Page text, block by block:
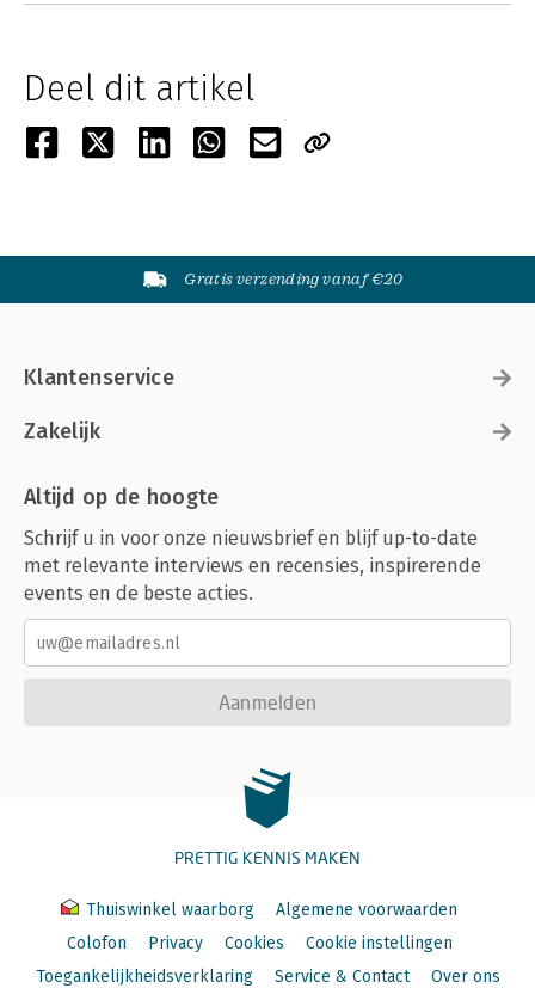
Deel dit artikel
Gratis verzending vanaf €20
Klantenservice
Zakelijk
Altijd op de hoogte
Schrijf u in voor onze nieuwsbrief en blijf up-to-date
met relevante interviews en recensies, inspirerende
events en de beste acties.
Aanmelden
PRETTIG KENNIS MAKEN
Thuiswinkel waarborg
Algemene voorwaarden
Colofon
Privacy Cookies
Cookie instellingen
Toegankelijkheidsverklaring
Service & Contact Over ons